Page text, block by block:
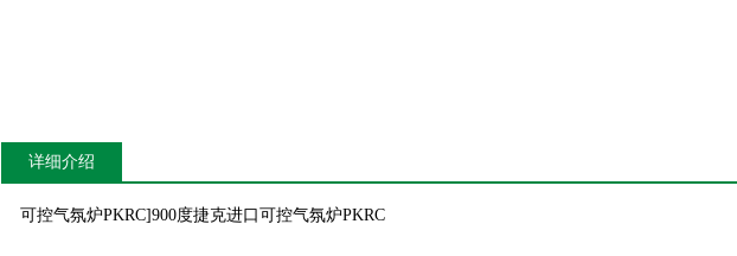
详细介绍
可控气氛炉PKRC]900度捷克进口可控气氛炉PKRC